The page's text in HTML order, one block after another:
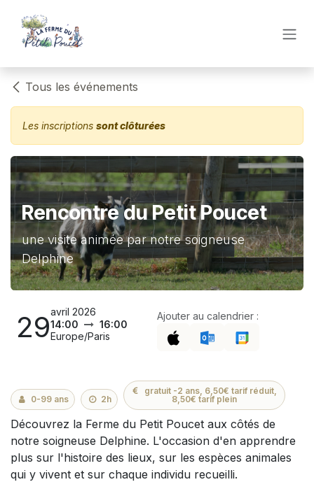
Tous les événements
Les inscriptions sont clôturées
Rencontre du Petit Poucet
une visite animée par notre soigneuse
Delphine
29avril 2026
14:00
16:00
Europe/Paris
Ajouter au calendrier :
0-99 ans 2h
gratuit -2 ans, 6,50€ tarif réduit,
8,50€ tarif plein
Découvrez la Ferme du Petit Poucet aux côtés de
notre soigneuse Delphine. L'occasion d'en apprendre
plus sur l'histoire des lieux, sur les espèces animales
qui y vivent et sur chaque individu recueilli.